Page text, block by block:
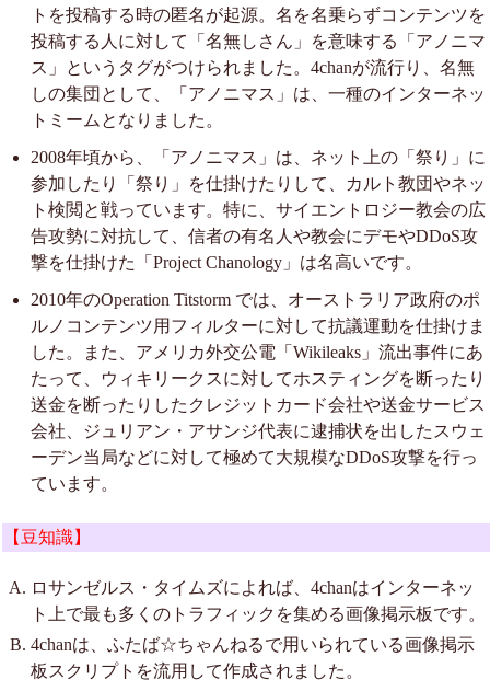
トを投稿する時の匿名が起源。名を名乗らずコンテンツを
投稿する人に対して「名無しさん」を意味する「アノニマ
ス」というタグがつけられました。4chanが流行り、名無
しの集団として、「アノニマス」は、一種のインターネッ
トミームとなりました。
2008年頃から、「アノニマス」は、ネット上の「祭り」に
参加したり「祭り」を仕掛けたりして、カルト教団やネッ
ト検閲と戦っています。特に、サイエントロジー教会の広
告攻勢に対抗して、信者の有名人や教会にデモやDDoS攻
撃を仕掛けた「Project Chanology」は名高いです。
2010年のOperation Titstorm では、オーストラリア政府のポ
ルノコンテンツ用フィルターに対して抗議運動を仕掛けま
した。また、アメリカ外交公電「Wikileaks」流出事件にあ
たって、ウィキリークスに対してホスティングを断ったり
送金を断ったりしたクレジットカード会社や送金サービス
会社、ジュリアン・アサンジ代表に逮捕状を出したスウェ
ーデン当局などに対して極めて大規模なDDoS攻撃を行っ
ています。
【豆知識】
ロサンゼルス・タイムズによれば、4chanはインターネッ
ト上で最も多くのトラフィックを集める画像掲示板です。
4chanは、ふたば☆ちゃんねるで用いられている画像掲示
板スクリプトを流用して作成されました。